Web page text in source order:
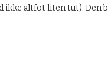
altfot liten tut).